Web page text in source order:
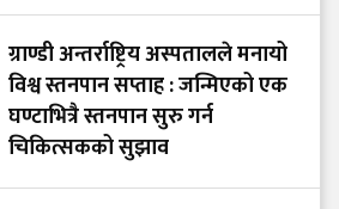
ग्राण्डी अन्तर्राष्ट्रिय अस्पतालले मनायो
विश्व स्तनपान सप्ताह : जन्मिएको एक
घण्टाभित्रै स्तनपान सुरु गर्न
चिकित्सकको सुझाव